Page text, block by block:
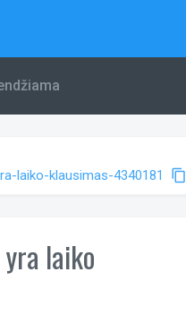
laiko-klausimas-4340181 content_copy
laiko